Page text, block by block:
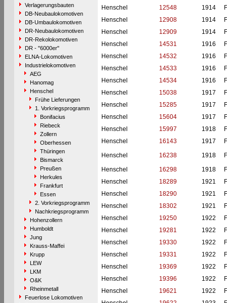
Verlagerungsbauten
DB-Neubaulokomotiven
DB-Umbaulokomotiven
DR-Neubaulokomotiven
DR-Rekolokomotiven
DR - "6000er"
ELNA-Lokomotiven
Industrielokomotiven
AEG
Hanomag
Henschel
Frühe Lieferungen
1. Vorkriegsprogramm
Bonifacius
Riebeck
Zollern
Oberhessen
Thüringen
Bismarck
Preußen
Herkules
Frankfurt
Essen
2. Vorkriegsprogramm
Nachkriegsprogramm
Hohenzollern
Humboldt
Jung
Krauss-Maffei
Krupp
LEW
LKM
O&K
Rheinmetall
Feuerlose Lokomotiven
Henschel
12548 1914
Henschel
12908 1914
Henschel
12909 1914
Henschel
14531 1916
Henschel
14532 1916
Henschel
14533 1916
Henschel
14534 1916
Henschel
15038 1917
Henschel
15285 1917
Henschel
15604 1917
Henschel
15997 1918
Henschel
16143 1917
Henschel
16238 1918
Henschel
16298 1918
Henschel
18289 1921
Henschel
18290 1921
Henschel
18302 1921
Henschel
19250 1922
Henschel
19281 1922
Henschel
19330 1922
Henschel
19331 1922
Henschel
19369 1922
Henschel
19396 1922
Henschel
19621 1922